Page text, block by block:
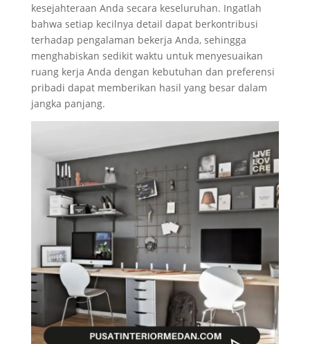
kesejahteraan Anda secara keseluruhan. Ingatlah
bahwa setiap kecilnya detail dapat berkontribusi
terhadap pengalaman bekerja Anda, sehingga
menghabiskan sedikit waktu untuk menyesuaikan
ruang kerja Anda dengan kebutuhan dan preferensi
pribadi dapat memberikan hasil yang besar dalam
jangka panjang.